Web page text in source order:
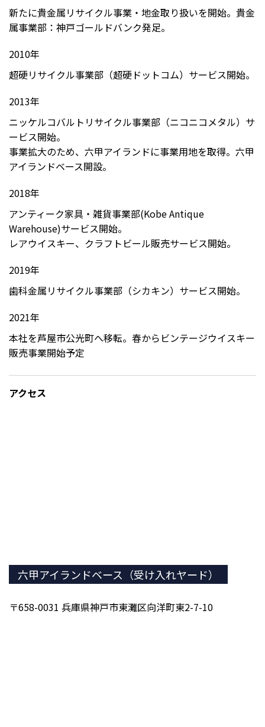
新たに貴金属リサイクル事業・地金取り扱いを開始。貴金
属事業部：神戸ゴールドバンク発足。
2010年
超硬リサイクル事業部（超硬ドットコム）サービス開始。
2013年
ニッケルコバルトリサイクル事業部（ニコニコメタル）サ
ービス開始。
事業拡大のため、六甲アイランドに事業用地を取得。六甲
アイランドベース開設。
2018年
アンティーク家具・雑貨事業部(Kobe Antique
Warehouse)サービス開始。
レアウイスキー、クラフトビール販売サービス開始。
2019年
歯科金属リサイクル事業部（シカキン）サービス開始。
2021年
本社を芦屋市公光町へ移転。春からビンテージウイスキー
販売事業開始予定
アクセス
六甲アイランドベース（受け入れヤード）
〒658-0031 兵庫県神戸市東灘区向洋町東2-7-10